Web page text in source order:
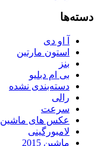
دسته‌ها
آ او دی
استون مارتین
بنز
بی ام دبلیو
دسته‌بندی نشده
رالی
سرعت
عکس های ماشین
لامبورگینی
ماشین 2015